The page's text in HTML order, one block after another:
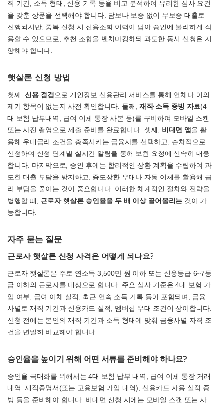
직 기간, 소득 형태, 신용 기록 등을 비교 분석하여 유리한 심사 요건
을 갖춘 상품을 선택해야 합니다. 담보나 보증 없이 무보증 대출로
진행되지만, 중복 신청 시 신용조회 이력이 남아 승인에 불리하게 작
용할 수 있으므로, 추천 조합을 벤치마킹하되 과도한 동시 신청은 지
양해야 합니다.
햇살론 신청 방법
첫째, 신용 점검 으로 개인정보 신용관리 서비스를 통해 연체나 이의
제기 항목이 없는지 사전 확인합니다. 둘째, 재직·소득 증빙 자료(4
대 보험 납부내역, 급여 이체 통장 사본 등)를 구비하여 모바일 스캔
또는 사진 촬영으로 제출 준비를 완료합니다. 셋째, 비대면 앱 을 활
용해 우대금리 조건을 충족시키는 금융사를 선택하고, 순차적으로
신청하여 신청 단계별 실시간 알림을 통해 보완 요청에 신속히 대응
합니다. 마지막으로, 승인 후에는 합리적인 상환 계획을 수립하여 과
도한 대출 부담을 방지하고, 중도상환 우대나 자동 이체를 활용해 금
리 부담을 줄이는 것이 중요합니다. 이러한 체계적인 절차와 전략을
병행할 때, 근로자 햇살론 승인율을 두 배 이상 끌어올리는 것이 가
능합니다.
자주 묻는 질문
근로자 햇살론 신청 자격은 어떻게 되나요?
근로자 햇살론은 주로 연소득 3,500만 원 이하 또는 신용등급 6~7등
급 이하의 근로자를 대상으로 합니다. 주요 심사 기준은 4대 보험 가
입 여부, 급여 이체 실적, 최근 연속 소득 기록 등이 포함되며, 금융
사별로 재직 기간과 신용카드 실적, 멤버십 우대 조건이 상이합니다.
신청 전에는 본인의 재직 기간과 소득 형태에 맞춰 금융사별 자격 조
건을 면밀히 비교해야 합니다.
승인율을 높이기 위해 어떤 서류를 준비해야 하나요?
승인율 극대화를 위해서는 4대 보험 납부 내역, 급여 이체 통장 거래
내역, 재직증명서(또는 고용보험 가입 내역), 신용카드 사용 실적 증
빙 등을 준비해야 합니다. 비대면 신청 시에는 모바일 스캔 또는 사